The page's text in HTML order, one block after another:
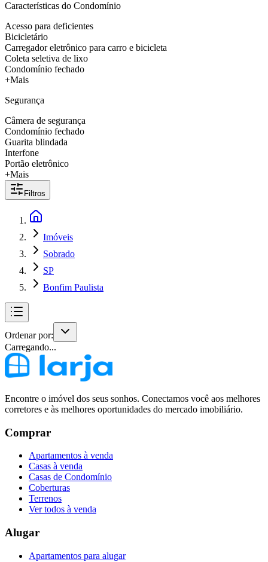
Características do Condomínio
Acesso para deficientes
Bicicletário
Carregador eletrônico para carro e bicicleta
Coleta seletiva de lixo
Condomínio fechado
+Mais
Segurança
Câmera de segurança
Condomínio fechado
Guarita blindada
Interfone
Portão eletrônico
+Mais
Filtros
Imóveis
Sobrado
SP
Bonfim Paulista
Ordenar por:
Carregando...
Encontre o imóvel dos seus sonhos. Conectamos você aos melhores
corretores e às melhores oportunidades do mercado imobiliário.
Comprar
Apartamentos à venda
Casas à venda
Casas de Condomínio
Coberturas
Terrenos
Ver todos à venda
Alugar
Apartamentos para alugar